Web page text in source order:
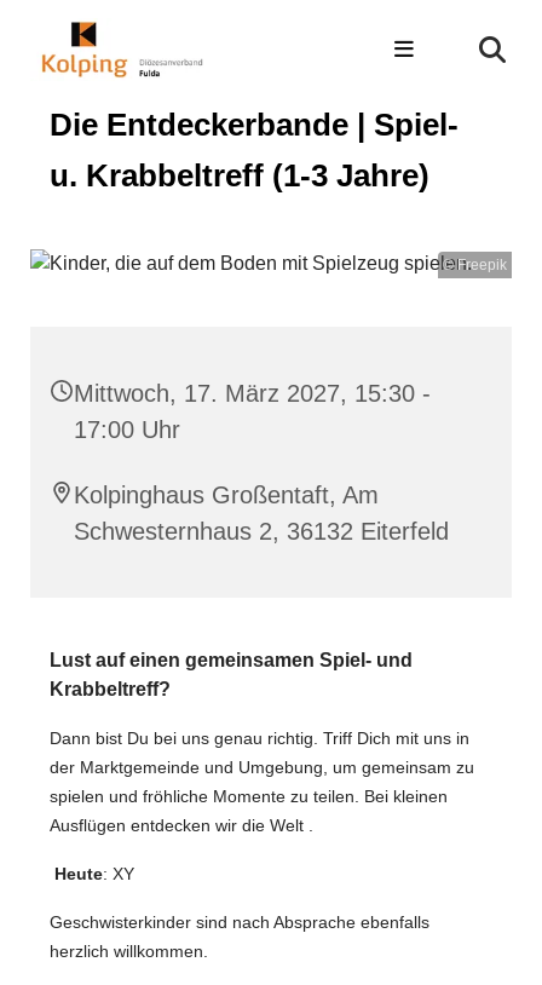
Die Entdeckerbande | Spiel-
u. Krabbeltreff (1-3 Jahre)
© Freepik
Mittwoch, 17. März 2027, 15:30 -
17:00 Uhr
Kolpinghaus Großentaft, Am
Schwesternhaus 2, 36132 Eiterfeld
Lust auf einen gemeinsamen Spiel- und
Krabbeltreff?
Dann bist Du bei uns genau richtig. Triff Dich mit uns in
der Marktgemeinde und Umgebung, um gemeinsam zu
spielen und fröhliche Momente zu teilen. Bei kleinen
Ausflügen entdecken wir die Welt .
Heute: XY
Geschwisterkinder sind nach Absprache ebenfalls
herzlich willkommen.